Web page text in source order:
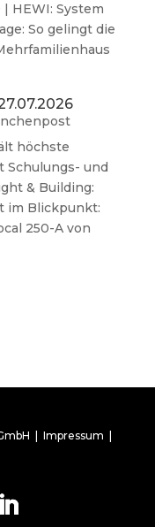
HEWI: System
So gelingt die
höchste
Schulungs- und
& Building:
im Blickpunkt:
250-A von
|Impressum